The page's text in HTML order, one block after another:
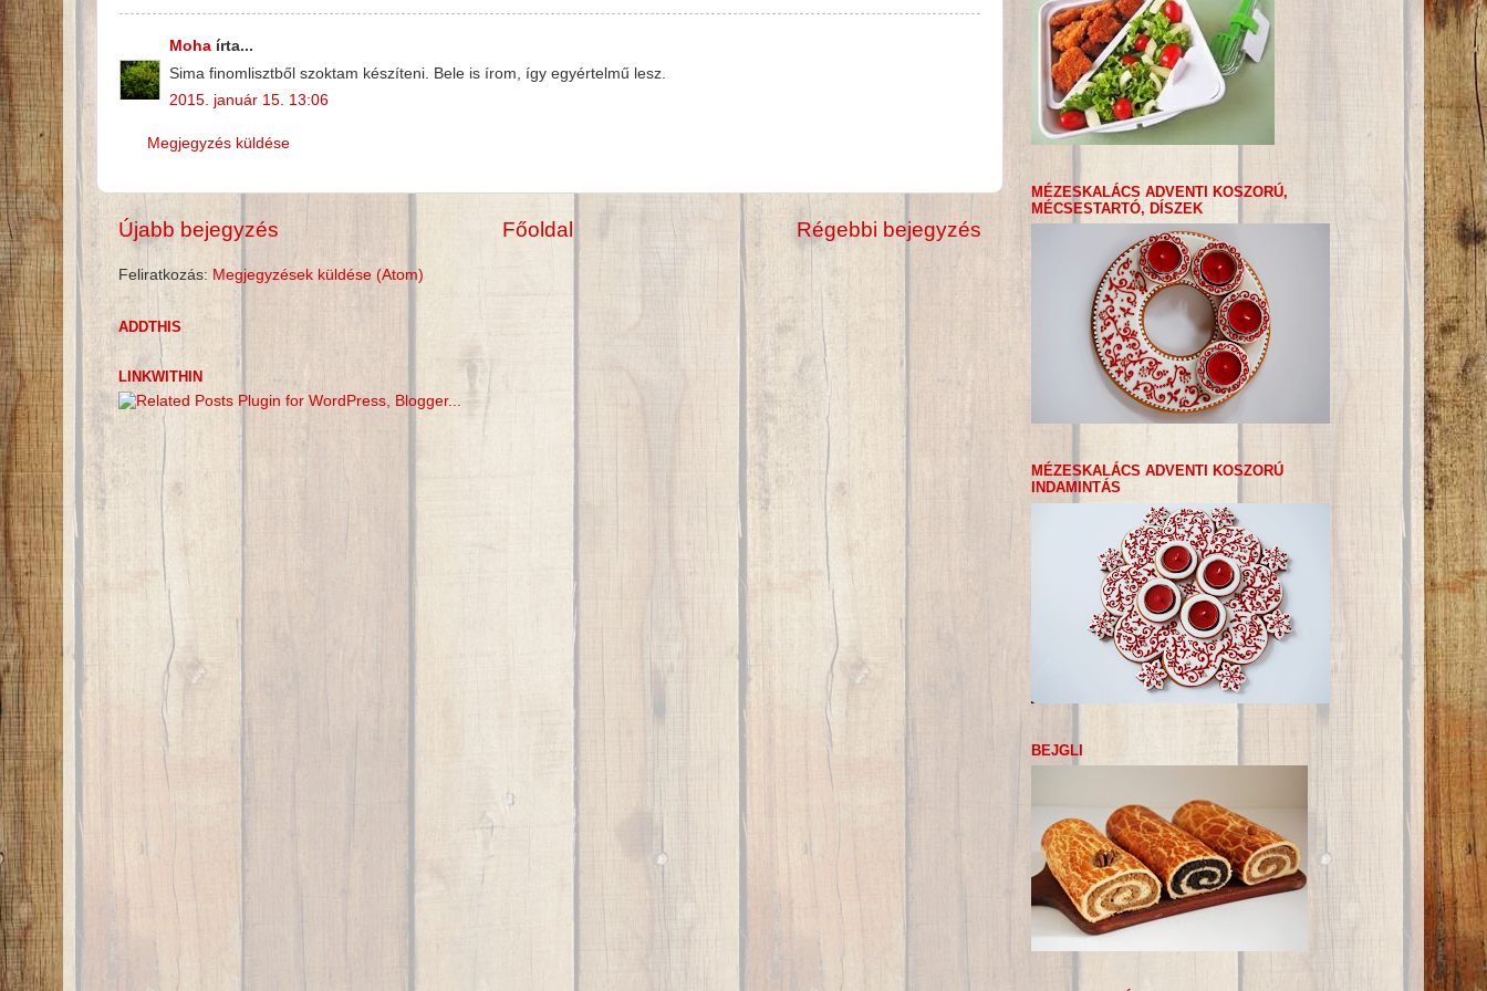
Moha írta...
Sima finomlisztből szoktam készíteni. Bele is írom, így egyértelmű lesz.
2015. január 15. 13:06
Megjegyzés küldése
Újabb bejegyzés Régebbi bejegyzés
Főoldal
Feliratkozás: Megjegyzések küldése (Atom)
ADDTHIS
LINKWITHIN
MÉZESKALÁCS ADVENTI KOSZORÚ,
MÉCSESTARTÓ, DÍSZEK
MÉZESKALÁCS ADVENTI KOSZORÚ
INDAMINTÁS
BEJGLI